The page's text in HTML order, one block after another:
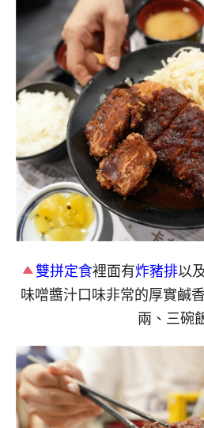
雙拼定食裡面有炸豬排以
味噌醬汁口味非常的厚實鹹
兩、三碗